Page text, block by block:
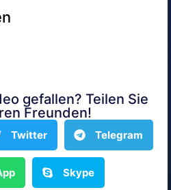
gefallen? Teilen Sie
Freunden!
Twitter Telegram
Skype